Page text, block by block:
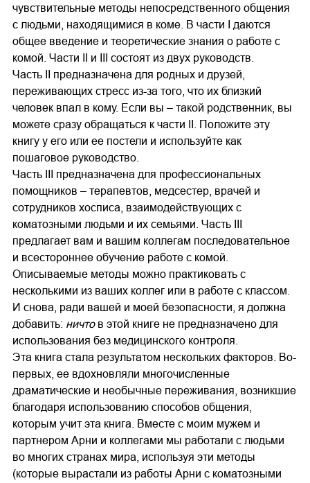
чувствительные методы непосредственного общения
с людьми, находящимися в коме. В части I даются
общее введение и теоретические знания о работе с
комой. Части II и III состоят из двух руководств.
Часть II предназначена для родных и друзей,
переживающих стресс из-за того, что их близкий
человек впал в кому. Если вы – такой родственник, вы
можете сразу обращаться к части II. Положите эту
книгу у его или ее постели и используйте как
пошаговое руководство.
Часть III предназначена для профессиональных
помощников – терапевтов, медсестер, врачей и
сотрудников хосписа, взаимодействующих с
коматозными людьми и их семьями. Часть III
предлагает вам и вашим коллегам последовательное
и всестороннее обучение работе с комой.
Описываемые методы можно практиковать с
несколькими из ваших коллег или в работе с классом.
И снова, ради вашей и моей безопасности, я должна
добавить: ничтов этой книге не предназначено для
использования без медицинского контроля.
Эта книга стала результатом нескольких факторов. Во-
первых, ее вдохновляли многочисленные
драматические и необычные переживания, возникшие
благодаря использованию способов общения,
которым учит эта книга. Вместе с моим мужем и
партнером Арни и коллегами мы работали с людьми
во многих странах мира, используя эти методы
(которые вырастали из работы Арни с коматозными